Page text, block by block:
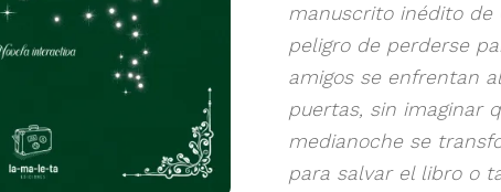
manuscrito inédito de
peligro de perderse
amigos se enfrentan
puertas, sin imaginar
medianoche se
para salvar el libro o